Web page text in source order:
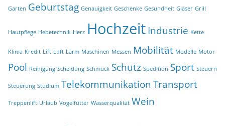
Garten Geburtstag Genauigkeit Geschenke Gesundheit Gläser Grill
Hautpflege Hebetechnik Herz HochzeitIndustrie Kette
Klima Kredit Lift Luft Lärm Maschinen Messen Mobilität Modelle Motor
Pool Reinigung Scheidung Schmuck Schutz Spedition Sport Steuern
Steuerung Studium TelekommunikationTransport
Treppenlift Urlaub Vogelfutter Wasserqualität Wein